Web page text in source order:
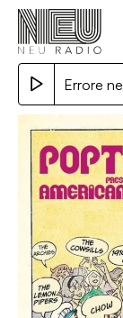
Errore